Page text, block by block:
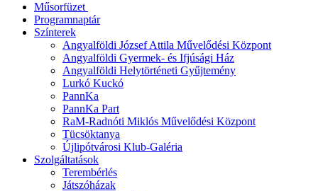
Műsorfüzet
Programnaptár
Színterek
Angyalföldi József Attila Művelődési Központ
Angyalföldi Gyermek- és Ifjúsági Ház
Angyalföldi Helytörténeti Gyűjtemény
Lurkó Kuckó
PannKa
PannKa Part
RaM-Radnóti Miklós Művelődési Központ
Tücsöktanya
Újlipótvárosi Klub-Galéria
Szolgáltatások
Terembérlés
Játszóházak